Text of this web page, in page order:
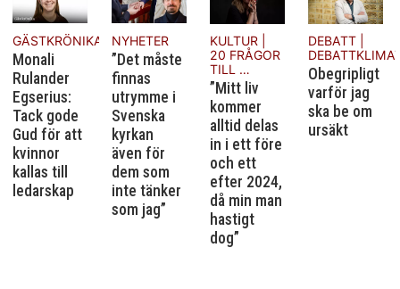
NYHETER
”Det måste
finnas
utrymme i
Svenska
kyrkan
även för
dem som
inte tänker
KULTUR |
20 FRÅGOR
TILL …
”Mitt liv
kommer
alltid delas
in i ett före
och ett
efter 2024,
då min man
hastigt
DEBATT |
DEBATTKLIMATET
Obegripligt
varför jag
ska be om
ursäkt
Hos var
och en
framträder
Anden så
att den blir
till nytta.